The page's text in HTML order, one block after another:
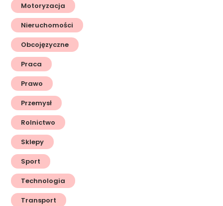
Motoryzacja
Nieruchomości
Obcojęzyczne
Praca
Prawo
Przemysł
Rolnictwo
Sklepy
Sport
Technologia
Transport